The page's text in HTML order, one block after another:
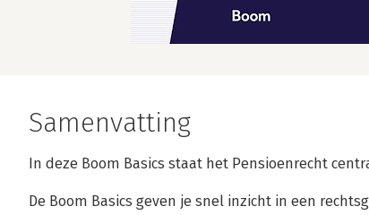
Samenvatting
In deze Boom Basics staat het Pensioenrecht
De Boom Basics geven je snel inzicht in een